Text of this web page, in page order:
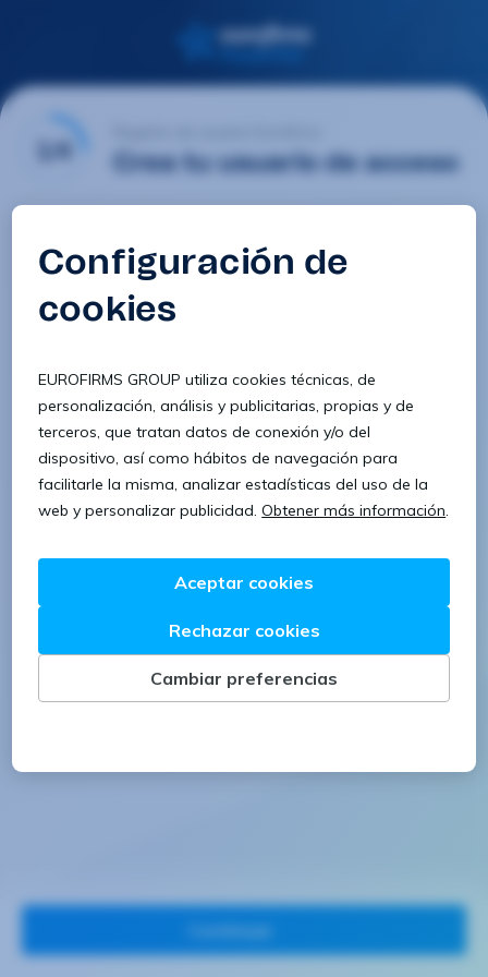
1/4 Crea tu usuario de acceso
Contraseña
Confirmar contraseña
8 caracteres 1 letra minúscula
1 letra mayúscula 1 número